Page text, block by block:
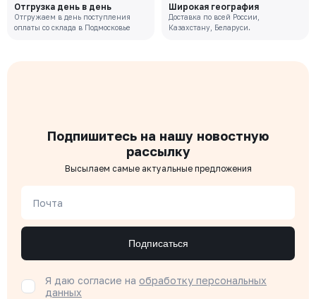
Отгрузка день в день
Отгружаем в день поступления
оплаты со склада в Подмосковье
Широкая география
Доставка по всей России,
Казахстану, Беларуси.
Подпишитесь на нашу новостную
рассылку
Высылаем самые актуальные предложения
Почта
Подписаться
Я даю согласие на обработку персональных
данных